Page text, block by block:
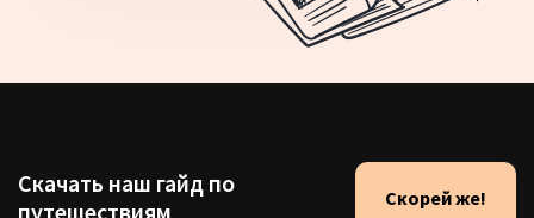
Скачать наш гайд по
путешествиям
Скорей же!